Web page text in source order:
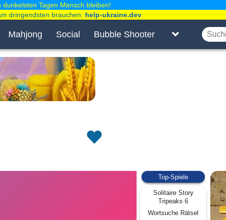
Mahjong Social Bubble Shooter
Top-Spiele
Solitaire Story
Tripeaks 6
Wortsuche Rätsel
dunkelsten Tagen Mensch bleiben!
dringendsten brauchen: help-ukraine.dev